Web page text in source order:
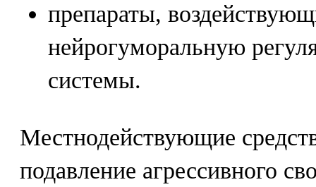
препараты,
нейрогуморальную
системы.
Местнодействующие
подавление агрессивного